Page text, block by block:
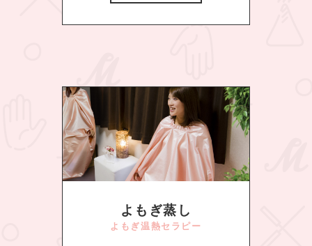
よもぎ蒸し
よもぎ温熱セラピー